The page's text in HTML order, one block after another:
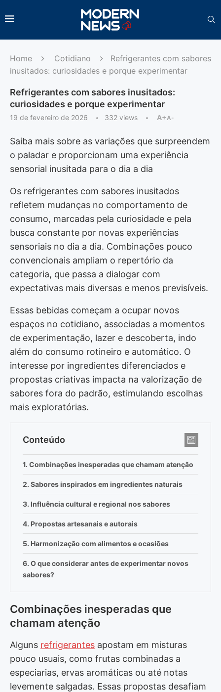
Home Cotidiano
Refrigerantes com sabores
inusitados: curiosidades e porque experimentar
Refrigerantes com sabores inusitados:
curiosidades e porque experimentar
19 de fevereiro de 2026 332 views A+A-
Saiba mais sobre as variações que surpreendem
o paladar e proporcionam uma experiência
sensorial inusitada para o dia a dia
Os refrigerantes com sabores inusitados
refletem mudanças no comportamento de
consumo, marcadas pela curiosidade e pela
busca constante por novas experiências
sensoriais no dia a dia. Combinações pouco
convencionais ampliam o repertório da
categoria, que passa a dialogar com
expectativas mais diversas e menos previsíveis.
Essas bebidas começam a ocupar novos
espaços no cotidiano, associadas a momentos
de experimentação, lazer e descoberta, indo
além do consumo rotineiro e automático. O
interesse por ingredientes diferenciados e
propostas criativas impacta na valorização de
sabores fora do padrão, estimulando escolhas
mais exploratórias.
Conteúdo
Combinações inesperadas que chamam atenção
Sabores inspirados em ingredientes naturais
Influência cultural e regional nos sabores
Propostas artesanais e autorais
Harmonização com alimentos e ocasiões
O que considerar antes de experimentar novos
sabores?
Combinações inesperadas que
chamam atenção
Alguns refrigerantes apostam em misturas
pouco usuais, como frutas combinadas a
especiarias, ervas aromáticas ou até notas
levemente salgadas. Essas propostas desafiam